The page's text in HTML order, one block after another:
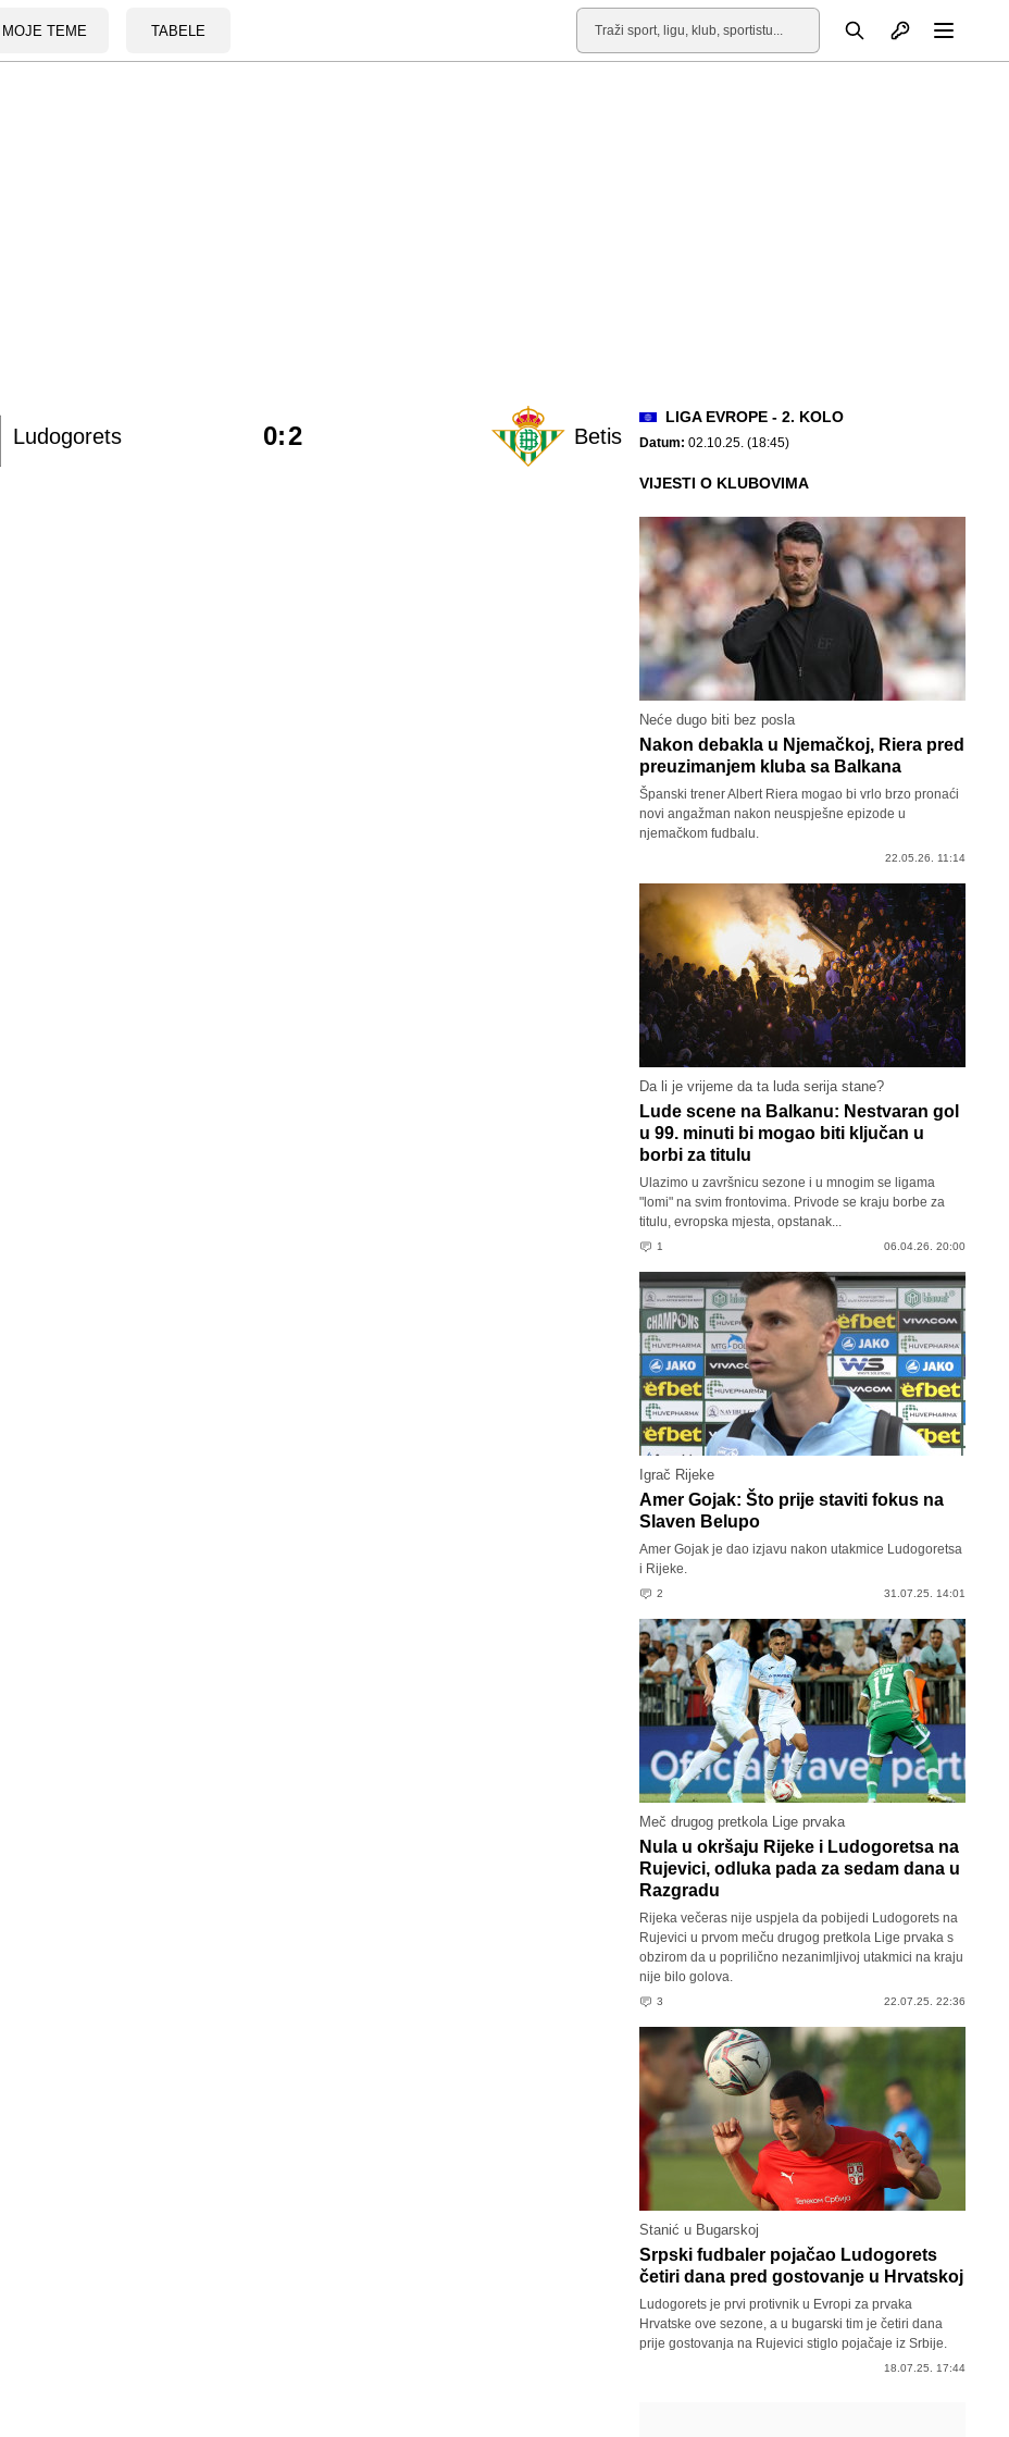
MOJE TEME TABELE
Pretraga Otvori profil
Ludogorets Betis
0:2
LIGA EVROPE - 2. KOLO
Datum: 02.10.25. (18:45)
VIJESTI O KLUBOVIMA
Neće dugo biti bez posla
Nakon debakla u Njemačkoj, Riera pred
preuzimanjem kluba sa Balkana
Španski trener Albert Riera mogao bi vrlo brzo pronaći
novi angažman nakon neuspješne epizode u
njemačkom fudbalu.
22.05.26. 11:14
Da li je vrijeme da ta luda serija stane?
Lude scene na Balkanu: Nestvaran gol
u 99. minuti bi mogao biti ključan u
borbi za titulu
Ulazimo u završnicu sezone i u mnogim se ligama
"lomi" na svim frontovima. Privode se kraju borbe za
titulu, evropska mjesta, opstanak...
1 06.04.26. 20:00
Igrač Rijeke
Amer Gojak: Što prije staviti fokus na
Slaven Belupo
Amer Gojak je dao izjavu nakon utakmice Ludogoretsa
i Rijeke.
2 31.07.25. 14:01
Meč drugog pretkola Lige prvaka
Nula u okršaju Rijeke i Ludogoretsa na
Rujevici, odluka pada za sedam dana u
Razgradu
Rijeka večeras nije uspjela da pobijedi Ludogorets na
Rujevici u prvom meču drugog pretkola Lige prvaka s
obzirom da u poprilično nezanimljivoj utakmici na kraju
nije bilo golova.
3 22.07.25. 22:36
Stanić u Bugarskoj
Srpski fudbaler pojačao Ludogorets
četiri dana pred gostovanje u Hrvatskoj
Ludogorets je prvi protivnik u Evropi za prvaka
Hrvatske ove sezone, a u bugarski tim je četiri dana
prije gostovanja na Rujevici stiglo pojačaje iz Srbije.
18.07.25. 17:44